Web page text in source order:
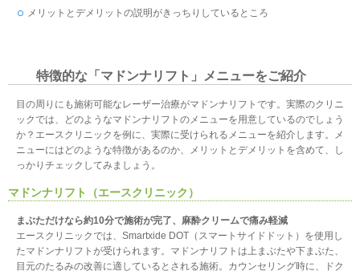
メリットとデメリットの説明がきっちりしているところ
特徴的な「マドンナリフト」メニューをご紹介
目の周りにも施術可能なレーザー治療がマドンナリフトです。実際のクリニ
ックでは、どのようなマドンナリフトのメニューを用意しているのでしょう
か？エースクリニックを例に、実際に受けられるメニューを紹介します。メ
ニューにはどのような特徴があるのか、メリットとデメリットを含めて、し
っかりチェックしてみましょう。
マドンナリフト（エースクリニック）
まぶただけなら約10分で施術が完了、麻酔クリームで痛み軽減
エースクリニックでは、Smartxide DOT（スマートサイドドット）を使用し
たマドンナリフトが受けられます。マドンナリフトは上まぶたや下まぶた、
目元のたるみの改善に適しているとされる施術。カウンセリング時に、ドク